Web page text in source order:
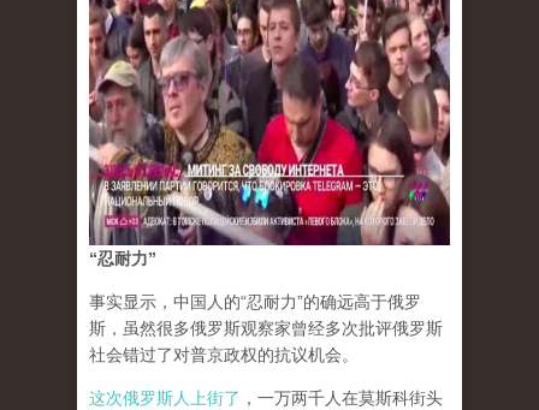
“忍耐力”
事实显示，中国人的“忍耐力”的确远高于俄罗
斯，虽然很多俄罗斯观察家曾经多次批评俄罗斯
社会错过了对普京政权的抗议机会。
这次俄罗斯人上街了 ，一万两千人在莫斯科街头